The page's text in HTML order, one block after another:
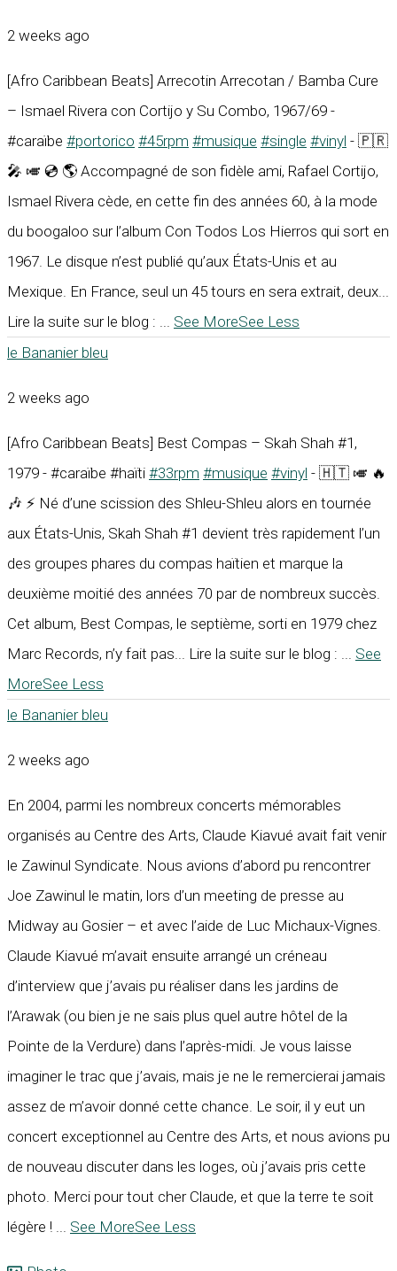
2 weeks ago
[Afro Caribbean Beats] Arrecotin Arrecotan / Bamba Cure
– Ismael Rivera con Cortijo y Su Combo, 1967/69 -
#caraïbe #portorico #45rpm #musique #single #vinyl - 🇵🇷
🎤 🎺 💿 🌎 Accompagné de son fidèle ami, Rafael Cortijo,
Ismael Rivera cède, en cette fin des années 60, à la mode
du boogaloo sur l’album Con Todos Los Hierros qui sort en
1967. Le disque n’est publié qu’aux États-Unis et au
Mexique. En France, seul un 45 tours en sera extrait, deux...
Lire la suite sur le blog :
See MoreSee Less
le Bananier bleu
2 weeks ago
[Afro Caribbean Beats] Best Compas – Skah Shah #1,
1979 - #caraïbe #haïti #33rpm #musique #vinyl - 🇭🇹 🎺 🔥
🎶 ⚡ Né d’une scission des Shleu-Shleu alors en tournée
aux États-Unis, Skah Shah #1 devient très rapidement l’un
des groupes phares du compas haïtien et marque la
deuxième moitié des années 70 par de nombreux succès.
Cet album, Best Compas, le septième, sorti en 1979 chez
Marc Records, n’y fait pas... Lire la suite sur le blog :
See
MoreSee Less
le Bananier bleu
2 weeks ago
En 2004, parmi les nombreux concerts mémorables
organisés au Centre des Arts, Claude Kiavué avait fait venir
le Zawinul Syndicate. Nous avions d’abord pu rencontrer
Joe Zawinul le matin, lors d’un meeting de presse au
Midway au Gosier – et avec l’aide de Luc Michaux-Vignes.
Claude Kiavué m’avait ensuite arrangé un créneau
d’interview que j’avais pu réaliser dans les jardins de
l’Arawak (ou bien je ne sais plus quel autre hôtel de la
Pointe de la Verdure) dans l’après-midi. Je vous laisse
imaginer le trac que j’avais, mais je ne le remercierai jamais
assez de m’avoir donné cette chance. Le soir, il y eut un
concert exceptionnel au Centre des Arts, et nous avions pu
de nouveau discuter dans les loges, où j’avais pris cette
photo. Merci pour tout cher Claude, et que la terre te soit
légère !
See MoreSee Less